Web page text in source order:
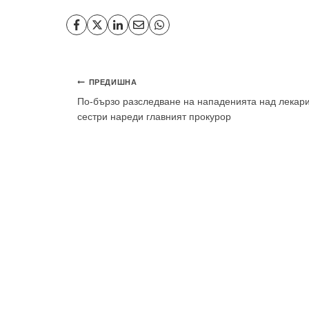
Навигация
ПРЕДИШНА
По-бързо разследване на нападенията над
сестри нареди главният прокурор